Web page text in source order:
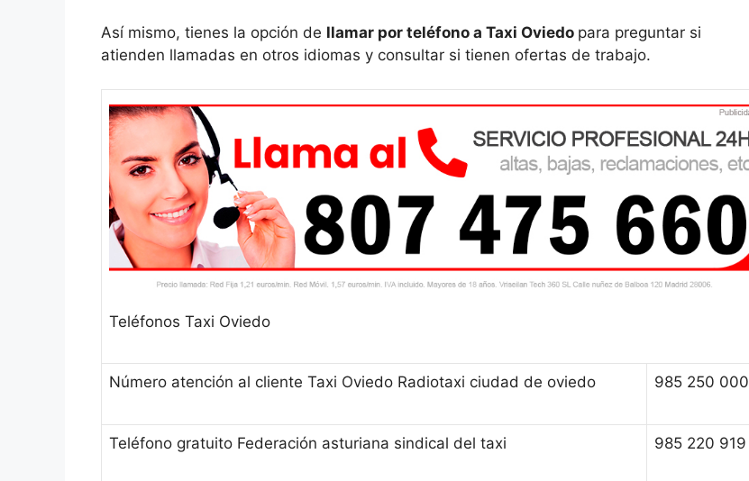
Así mismo, tienes la opción de llamar por teléfono a Taxi Oviedo para preguntar si
atienden llamadas en otros idiomas y consultar si tienen ofertas de trabajo.
Teléfonos Taxi Oviedo
Número atención al cliente Taxi Oviedo Radiotaxi ciudad de oviedo 985 250 000
Teléfono gratuito Federación asturiana sindical del taxi 985 220 919